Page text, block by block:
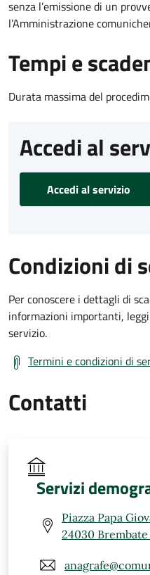
senza l’emissione di un
l’Amministrazione
Tempi e
Durata massima del
Accedi al
Accedi al servizio
Condizioni di
Per conoscere i dettagli di
informazioni importanti,
servizio.
Termini e condizioni di
Contatti
Servizi
Piazza Papa
24030